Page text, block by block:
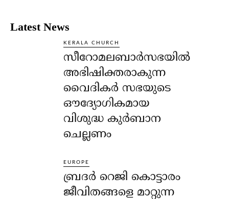
Latest News
KERALA CHURCH
സീറോമലബാർസഭയിൽ
അഭിഷിക്തരാകുന്ന
വൈദികർ സഭയുടെ
ഔദ്യോഗികമായ
വിശുദ്ധ കുർബാന
ചെല്ലണം
EUROPE
ബ്രദർ റെജി കൊട്ടാരം
ജീവിതങ്ങളെ മാറ്റുന്ന